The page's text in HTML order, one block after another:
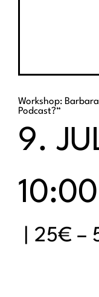
Workshop:
Podcast?“
9.
10:00
25€ –